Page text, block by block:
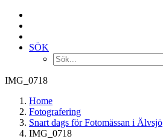
SÖK
IMG_0718
Home
Fotografering
Snart dags för Fotomässan i Älvsjö
IMG_0718